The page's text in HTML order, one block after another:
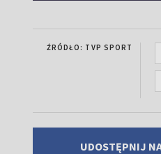
ŹRÓDŁO: TVP SPORT
UDOSTĘPNIJ